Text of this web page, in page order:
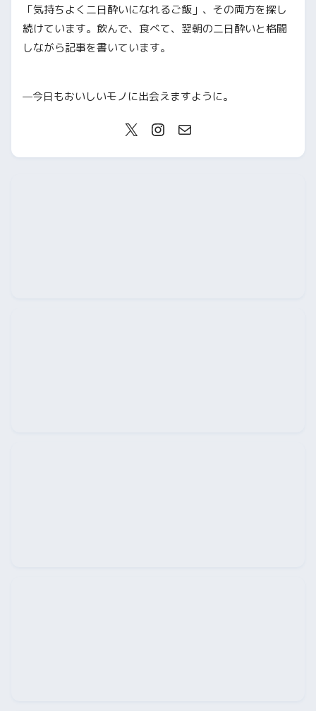
「気持ちよく二日酔いになれるご飯」、その両方を探し
続けています。飲んで、食べて、翌朝の二日酔いと格闘
しながら記事を書いています。
—今日もおいしいモノに出会えますように。